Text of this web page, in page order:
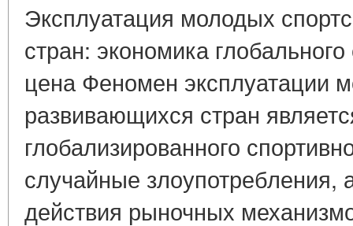
Эксплуатация молодых
стран: экономика
цена Феномен эксплуатации
развивающихся стран
глобализированного
случайные злоупотребления,
действия рыночных